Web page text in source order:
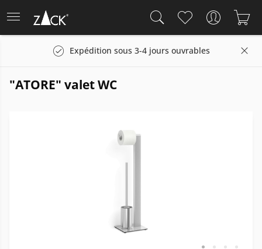
Expédition sous 3-4 jours ouvrables
"ATORE" valet WC